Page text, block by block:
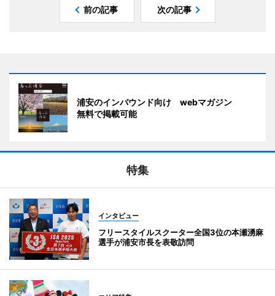
前の記事 次の記事
浦安のインバウンド向け webマガジン
無料で掲載可能
特集
インタビュー
フリースタイルスクーター全国3位の本瀬湧麻
選手が浦安市長を表敬訪問